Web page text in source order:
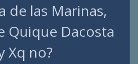
de las Marinas,
Quique Dacosta
Xq no?